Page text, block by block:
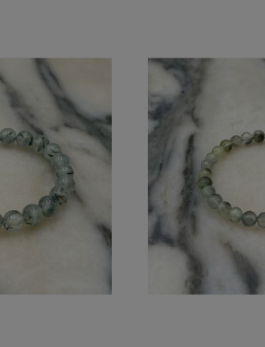
Los 7 Chakras y las piedras
semipreciosas, ¿cómo te pueden
ayudar?
Los 7 Chakras y las piedras
semipreciosas, ¿cómo te pueden ayudar?